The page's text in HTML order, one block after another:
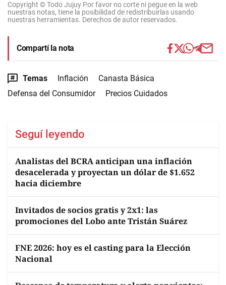
Copyright © Todo Jujuy Por favor no corte ni pegue en la web
nuestras notas, tiene la posibilidad de redistribuirlas usando
nuestras herramientas. Derechos de autor reservados.
Compartí la nota
Temas Inflación
Canasta Básica
Defensa del Consumidor
Precios Cuidados
Seguí leyendo
Analistas del BCRA anticipan una inflación
desacelerada y proyectan un dólar de $1.652
hacia diciembre
Invitados de socios gratis y 2x1: las
promociones del Lobo ante Tristán Suárez
FNE 2026: hoy es el casting para la Elección
Nacional